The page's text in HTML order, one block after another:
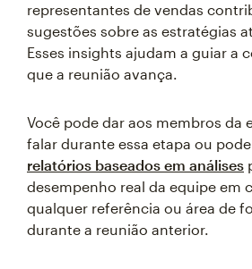
representantes de vendas
sugestões sobre as estratégias
Esses insights ajudam a guiar a
que a reunião avança.
Você pode dar aos membros da
falar durante essa etapa ou pode
relatórios baseados em análises
desempenho real da equipe em
qualquer referência ou área de
durante a reunião anterior.